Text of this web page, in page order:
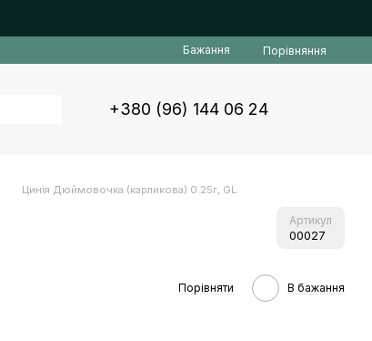
Бажання Порівняння
+380 (96) 144 06 24
Цинія Дюймовочка (карликова) 0.25г, GL
Артикул
00027
Порівняти В бажання